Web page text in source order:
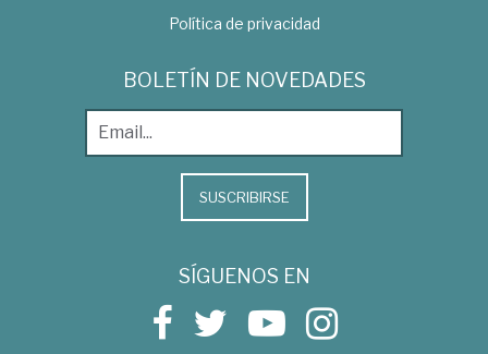
Política de privacidad
BOLETÍN DE NOVEDADES
SUSCRIBIRSE
SÍGUENOS EN